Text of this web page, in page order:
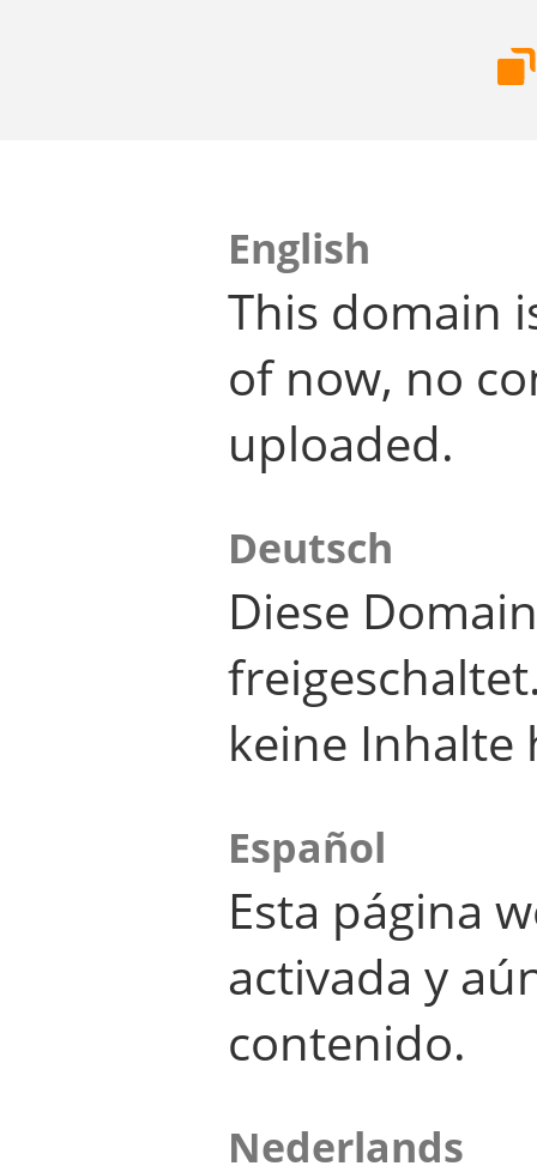
English
This domain
of now, no
uploaded.
Deutsch
Diese
keine Inhalte
Español
Esta página
activada y
contenido.
Nederlands